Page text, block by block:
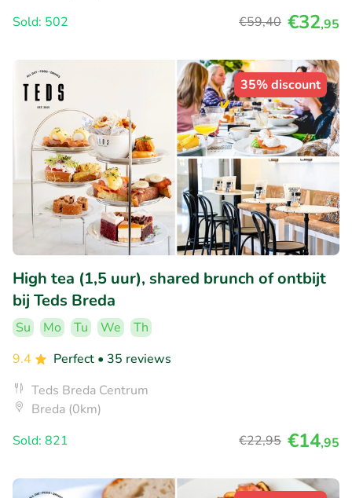
Sold: 502
€59,40 €32,95
35% discount
High tea (1,5 uur), shared brunch of ontbijt
bij Teds Breda
Su Mo Tu We
Th
9.4
Perfect • 35 reviews
Teds Breda Centrum
Breda (0km)
Sold: 821
€22,95 €14,95